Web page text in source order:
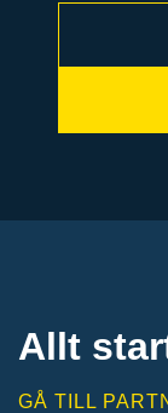
Allt
GÅ TILL